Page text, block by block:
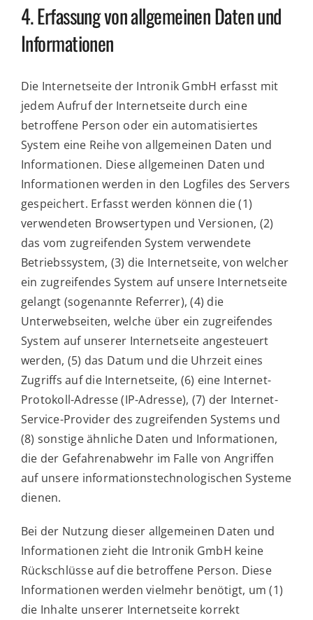
4. Erfassung von allgemeinen Daten und
Informationen
Die Internetseite der Intronik GmbH erfasst mit
jedem Aufruf der Internetseite durch eine
betroffene Person oder ein automatisiertes
System eine Reihe von allgemeinen Daten und
Informationen. Diese allgemeinen Daten und
Informationen werden in den Logfiles des Servers
gespeichert. Erfasst werden können die (1)
verwendeten Browsertypen und Versionen, (2)
das vom zugreifenden System verwendete
Betriebssystem, (3) die Internetseite, von welcher
ein zugreifendes System auf unsere Internetseite
gelangt (sogenannte Referrer), (4) die
Unterwebseiten, welche über ein zugreifendes
System auf unserer Internetseite angesteuert
werden, (5) das Datum und die Uhrzeit eines
Zugriffs auf die Internetseite, (6) eine Internet-
Protokoll-Adresse (IP-Adresse), (7) der Internet-
Service-Provider des zugreifenden Systems und
(8) sonstige ähnliche Daten und Informationen,
die der Gefahrenabwehr im Falle von Angriffen
auf unsere informationstechnologischen Systeme
dienen.
Bei der Nutzung dieser allgemeinen Daten und
Informationen zieht die Intronik GmbH keine
Rückschlüsse auf die betroffene Person. Diese
Informationen werden vielmehr benötigt, um (1)
die Inhalte unserer Internetseite korrekt